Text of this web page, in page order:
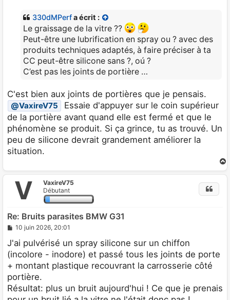
330dMPerfa écrit :
Le graissage de la vitre ??
Peut-être une lubrification en spray ou ? avec des
produits techniques adaptés, à faire préciser à ta
CC peut-être silicone sans ?, oú ?
C’est pas les joints de portière …
C'est bien aux joints de portières que je pensais.
@VaxireV75
Essaie d'appuyer sur le coin supérieur
de la portière avant quand elle est fermé et que le
phénomène se produit. Si ça grince, tu as trouvé. Un
peu de silicone devrait grandement améliorer la
situation.
V
VaxireV75
Débutant
Re: Bruits parasites BMW G31
M
s
s
a
g
e
10 juin 2026, 20:01
J'ai pulvérisé un spray silicone sur un chiffon
(incolore - inodore) et passé tous les joints de porte
+ montant plastique recouvrant la carrosserie côté
portière.
Résultat: plus un bruit aujourd'hui ! Ce que je prenais